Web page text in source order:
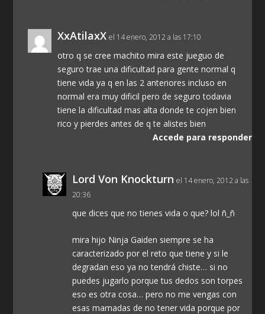
XxAtilaxX el 14 enero, 2012 a las 17:10
otro q se cree machito mira este jueguo de
seguro trae una dificultad para gente normal q
tiene vida ya q en las 2 anteriores incluso en
normal era muy dificil pero de seguro todavia
tiene la dificultad mas alta donde te cojen bien
rico y pierdes antes de q te alistes bien
Accede para responder
Lord Von Knockturn el 14 enero, 2012 a las
20:36
que dices que no tienes vida o que? lol ñ_ñ
mira hijo Ninja Gaiden siempre se ha
caracterizado por el reto que tiene y si le
degradan eso ya no tendrá chiste… si no
puedes jugarlo porque tus dedos son torpes
eso es otra cosa… pero no me vengas con
esas mamadas de no tener vida porque por